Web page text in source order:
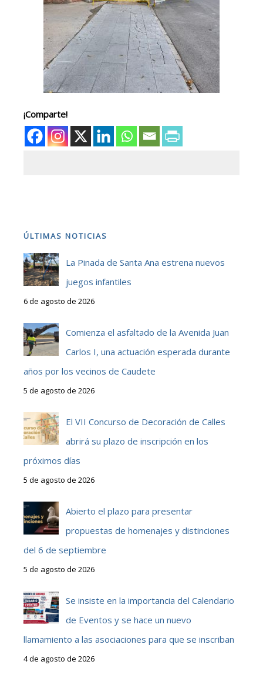
¡Comparte!
ÚLTIMAS NOTICIAS
La Pinada de Santa Ana estrena nuevos
juegos infantiles
6 de agosto de 2026
Comienza el asfaltado de la Avenida Juan
Carlos I, una actuación esperada durante
años por los vecinos de Caudete
5 de agosto de 2026
El VII Concurso de Decoración de Calles
abrirá su plazo de inscripción en los
próximos días
5 de agosto de 2026
Abierto el plazo para presentar
propuestas de homenajes y distinciones
del 6 de septiembre
5 de agosto de 2026
Se insiste en la importancia del Calendario
de Eventos y se hace un nuevo
llamamiento a las asociaciones para que se inscriban
4 de agosto de 2026